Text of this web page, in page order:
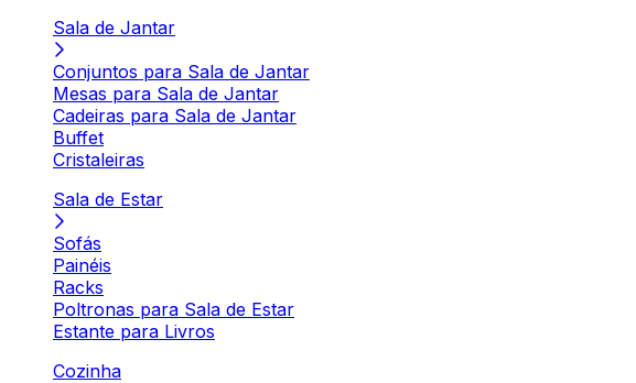
Sala de Jantar
Conjuntos para Sala de Jantar
Mesas para Sala de Jantar
Cadeiras para Sala de Jantar
Buffet
Cristaleiras
Sala de Estar
Sofás
Painéis
Racks
Poltronas para Sala de Estar
Estante para Livros
Cozinha